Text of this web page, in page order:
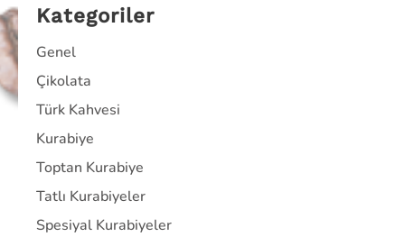
Kategoriler
Genel
Çikolata
Türk Kahvesi
Kurabiye
Toptan Kurabiye
Tatlı Kurabiyeler
Spesiyal Kurabiyeler